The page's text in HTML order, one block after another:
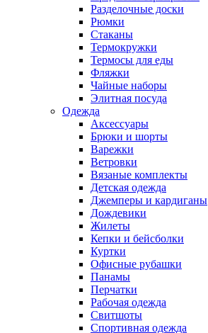
Разделочные доски
Рюмки
Стаканы
Термокружки
Термосы для еды
Фляжки
Чайные наборы
Элитная посуда
Одежда
Аксессуары
Брюки и шорты
Варежки
Ветровки
Вязаные комплекты
Детская одежда
Джемперы и кардиганы
Дождевики
Жилеты
Кепки и бейсболки
Куртки
Офисные рубашки
Панамы
Перчатки
Рабочая одежда
Свитшоты
Спортивная одежда